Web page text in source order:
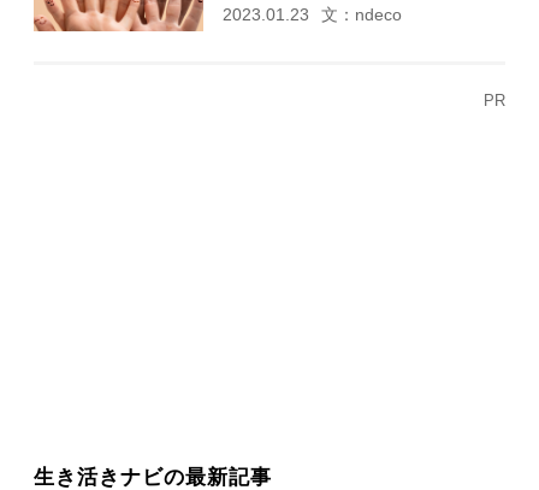
2023.01.23 文：ndeco
PR
生き活きナビの最新記事